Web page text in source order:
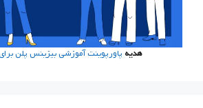
هدیه پاورپوینت آموزشی بیزینس پلن